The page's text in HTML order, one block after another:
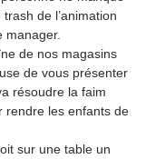
de l’animation
manager.
de nos magasins
de vous présenter
résoudre la faim
rendre les enfants de
sur une table un